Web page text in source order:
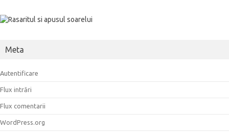
Meta
Autentificare
Flux intrări
Flux comentarii
WordPress.org